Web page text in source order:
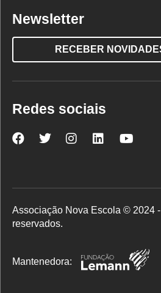
Newsletter
RECEBER
Redes sociais
Nova
Facebook
Nova
Twitter
Nova
Instagram
Nova
LinkedIn
Associação Nova Escola © 2024
reservados.
Mantenedora: